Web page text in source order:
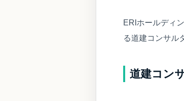
ERIホールディ
る道建コンサル
道建コン